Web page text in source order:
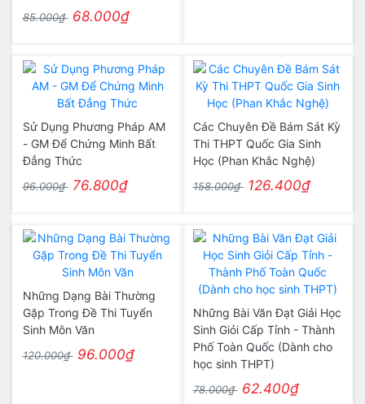
85.000₫ 68.000₫
Sử Dụng Phương Pháp AM
- GM Để Chứng Minh Bất
Đẳng Thức
96.000₫ 76.800₫
Các Chuyên Đề Bám Sát Kỳ
Thi THPT Quốc Gia Sinh
Học (Phan Khắc Nghệ)
158.000₫ 126.400₫
Những Dạng Bài Thường
Gặp Trong Đề Thi Tuyển
Sinh Môn Văn
120.000₫ 96.000₫
Những Bài Văn Đạt Giải Học
Sinh Giỏi Cấp Tỉnh - Thành
Phố Toàn Quốc (Dành cho
học sinh THPT)
78.000₫ 62.400₫